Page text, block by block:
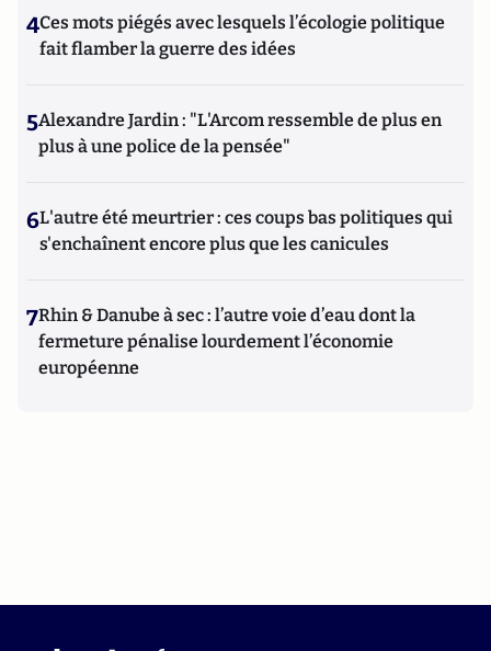
4Ces mots piégés avec lesquels l’écologie politique
fait flamber la guerre des idées
5Alexandre Jardin : "L'Arcom ressemble de plus en
plus à une police de la pensée"
6L'autre été meurtrier : ces coups bas politiques qui
s'enchaînent encore plus que les canicules
7Rhin & Danube à sec : l’autre voie d’eau dont la
fermeture pénalise lourdement l’économie
européenne